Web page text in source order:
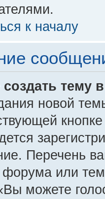
к началу
создать тему
новой
Перечень
форума или
можете